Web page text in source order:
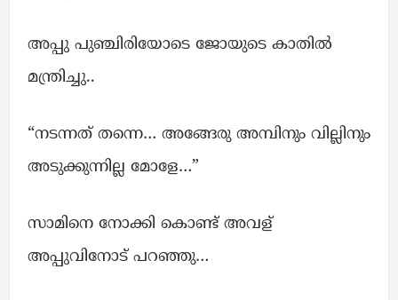
അപ്പു പുഞ്ചിരിയോടെ ജോയുടെ കാതില്‍
മന്ത്രിച്ചു..
“നടന്നത് തന്നെ… അങ്ങേരു അമ്പിനും വില്ലിനും
അടുക്കുന്നില്ല മോളേ…”
സാമിനെ നോക്കി കൊണ്ട് അവള്
അപ്പുവിനോട് പറഞ്ഞു…